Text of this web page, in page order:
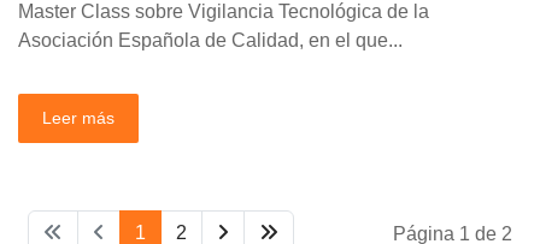
Master Class sobre Vigilancia Tecnológica de la
Asociación Española de Calidad, en el que...
Leer más
Página 1 de 2
1 2